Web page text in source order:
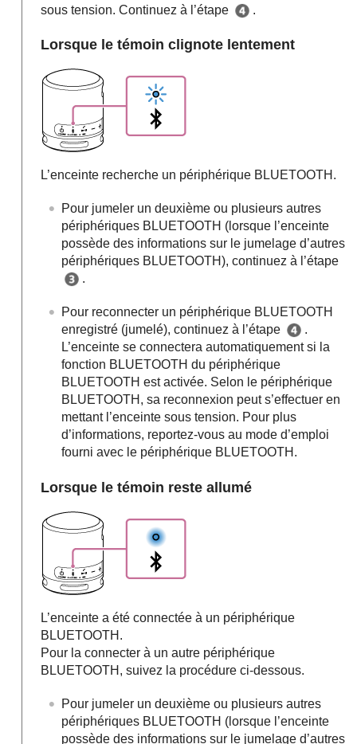
sous tension. Continuez à l’étape
.
Lorsque le témoin clignote lentement
L’enceinte recherche un périphérique BLUETOOTH.
Pour jumeler un deuxième ou plusieurs autres
périphériques BLUETOOTH (lorsque l’enceinte
possède des informations sur le jumelage d’autres
périphériques BLUETOOTH), continuez à l’étape
.
Pour reconnecter un périphérique BLUETOOTH
enregistré (jumelé), continuez à l’étape
.
L’enceinte se connectera automatiquement si la
fonction BLUETOOTH du périphérique
BLUETOOTH est activée. Selon le périphérique
BLUETOOTH, sa reconnexion peut s’effectuer en
mettant l’enceinte sous tension. Pour plus
d’informations, reportez-vous au mode d’emploi
fourni avec le périphérique BLUETOOTH.
Lorsque le témoin reste allumé
L’enceinte a été connectée à un périphérique
BLUETOOTH.
Pour la connecter à un autre périphérique
BLUETOOTH, suivez la procédure ci-dessous.
Pour jumeler un deuxième ou plusieurs autres
périphériques BLUETOOTH (lorsque l’enceinte
possède des informations sur le jumelage d’autres